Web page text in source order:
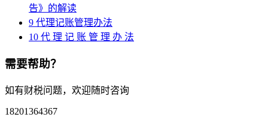
告》的解读
9 代理记账管理办法
10 代 理 记 账 管 理 办 法
需要帮助？
如有财税问题，欢迎随时咨询
18201364367